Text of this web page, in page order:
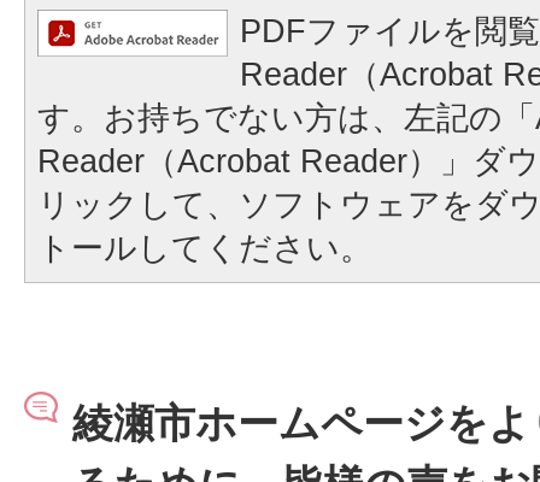
PDFファイルを閲
Reader（Acrobat
す。お持ちでない方は、左記の
Reader（Acrobat Reader）」ダ
リックして、ソフトウェアをダ
トールしてください。
綾瀬市ホームページを